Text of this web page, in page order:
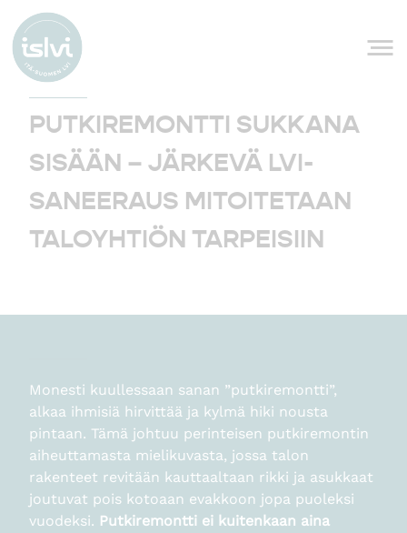
Siirry sisältöön
PUTKIREMONTTI SUKKANA
SISÄÄN – JÄRKEVÄ LVI-
SANEERAUS MITOITETAAN
TALOYHTIÖN TARPEISIIN
Monesti kuullessaan sanan ”putkiremontti”,
alkaa ihmisiä hirvittää ja kylmä hiki nousta
pintaan. Tämä johtuu perinteisen putkiremontin
aiheuttamasta mielikuvasta, jossa talon
rakenteet revitään kauttaaltaan rikki ja asukkaat
joutuvat pois kotoaan evakkoon jopa puoleksi
vuodeksi. Putkiremontti ei kuitenkaan aina